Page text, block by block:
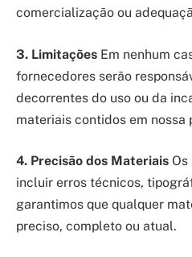
comercialização ou
3. Limitações Em nenhum
fornecedores serão
decorrentes do uso ou da
materiais contidos em nossa
4. Precisão dos Materiais Os
incluir erros técnicos,
garantimos que qualquer
preciso, completo ou atual.